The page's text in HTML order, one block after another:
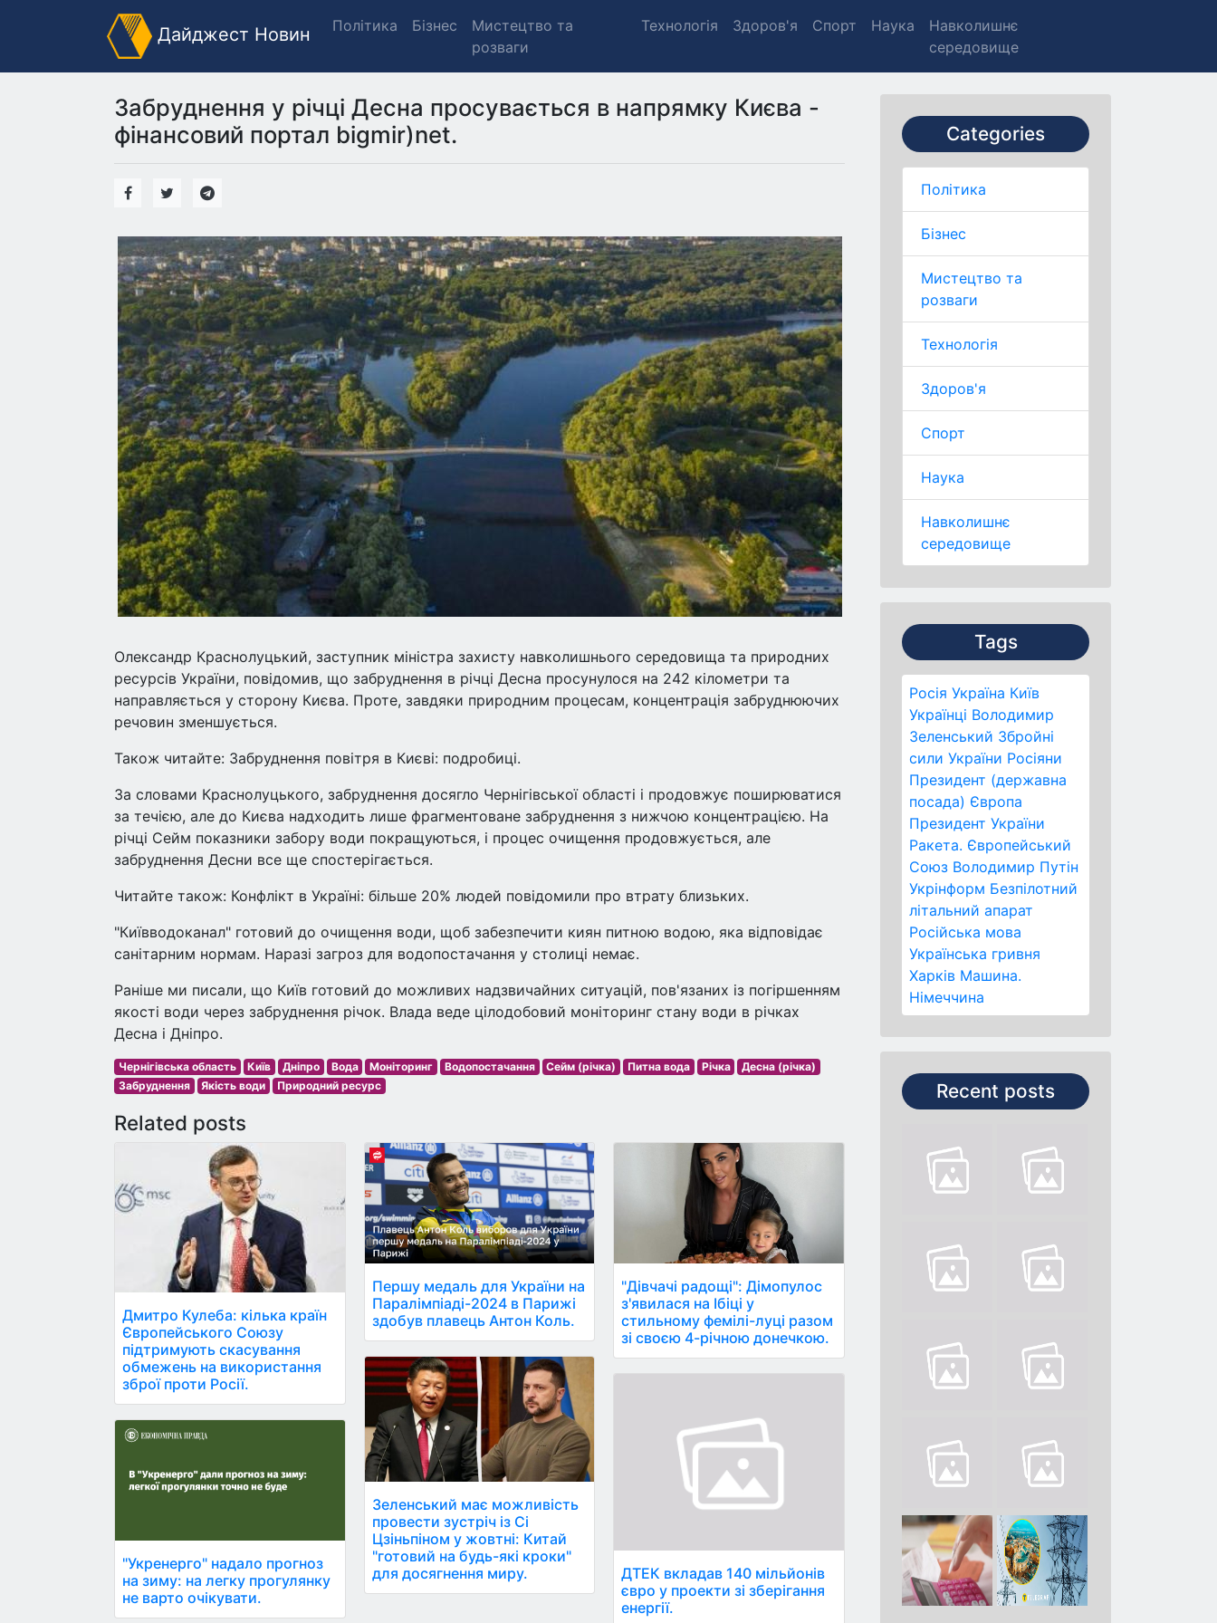
Дайджест Новин Політика Бізнес
Мистецтво та
розваги
Технологія Здоров'я Спорт Наука
Навколишнє
середовище
Categories
Політика
Бізнес
Мистецтво та
розваги
Технологія
Здоров'я
Спорт
Наука
Навколишнє
середовище
Tags
Росія Україна Київ
Українці Володимир
Зеленський Збройні
сили України Росіяни
Президент (державна
посада) Європа
Президент України
Ракета. Європейський
Союз Володимир Путін
Укрінформ Безпілотний
літальний апарат
Російська мова
Українська гривня
Харків Машина.
Німеччина
Recent posts
Забруднення у річці Десна просувається в напрямку Києва -
фінансовий портал bigmir)net.
Олександр Краснолуцький, заступник міністра захисту навколишнього середовища та природних
ресурсів України, повідомив, що забруднення в річці Десна просунулося на 242 кілометри та
направляється у сторону Києва. Проте, завдяки природним процесам, концентрація забруднюючих
речовин зменшується.
Також читайте: Забруднення повітря в Києві: подробиці.
За словами Краснолуцького, забруднення досягло Чернігівської області і продовжує поширюватися
за течією, але до Києва надходить лише фрагментоване забруднення з нижчою концентрацією. На
річці Сейм показники забору води покращуються, і процес очищення продовжується, але
забруднення Десни все ще спостерігається.
Читайте також: Конфлікт в Україні: більше 20% людей повідомили про втрату близьких.
"Київводоканал" готовий до очищення води, щоб забезпечити киян питною водою, яка відповідає
санітарним нормам. Наразі загроз для водопостачання у столиці немає.
Раніше ми писали, що Київ готовий до можливих надзвичайних ситуацій, пов'язаних із погіршенням
якості води через забруднення річок. Влада веде цілодобовий моніторинг стану води в річках
Десна і Дніпро.
Чернігівська область Київ Дніпро Вода Моніторинг Водопостачання Сейм (річка) Питна вода Річка
Десна (річка)
Забруднення
Якість води Природний ресурс
Related posts
Дмитро Кулеба: кілька країн
Європейського Союзу
підтримують скасування
обмежень на використання
зброї проти Росії.
"Укренерго" надало прогноз
на зиму: на легку прогулянку
не варто очікувати.
Першу медаль для України на
Паралімпіаді-2024 в Парижі
здобув плавець Антон Коль.
Зеленський має можливість
провести зустріч із Сі
Цзіньпіном у жовтні: Китай
"готовий на будь-які кроки"
для досягнення миру.
"Дівчачі радощі": Дімопулос
з'явилася на Ібіці у
стильному фемілі-луці разом
зі своєю 4-річною донечкою.
ДТЕК вкладав 140 мільйонів
євро у проекти зі зберігання
енергії.